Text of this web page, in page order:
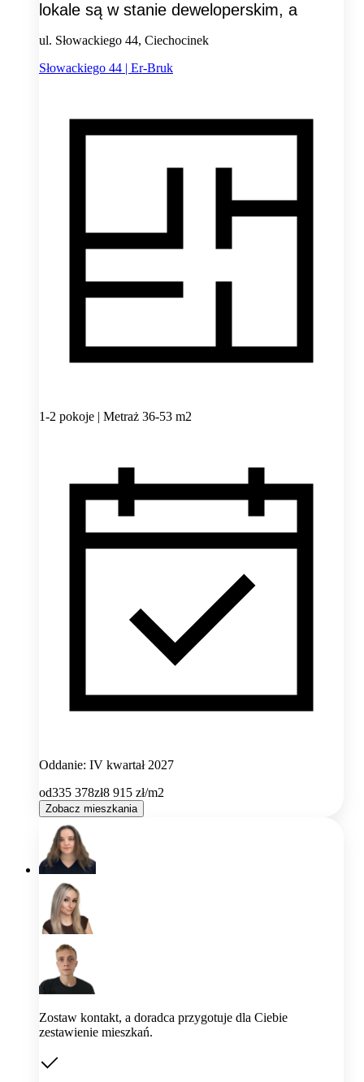
lokale są w stanie deweloperskim, a
ul. Słowackiego 44, Ciechocinek
Słowackiego 44 | Er-Bruk
1-2 pokoje | Metraż 36-53 m2
Oddanie: IV kwartał 2027
od335 378zł8 915 zł/m2
Zobacz mieszkania
Zostaw kontakt, a doradca przygotuje dla Ciebie
zestawienie mieszkań.